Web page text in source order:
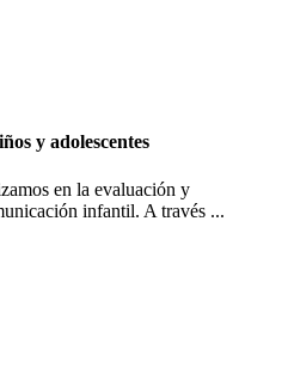
y adolescentes
en la evaluación y
infantil. A través ...